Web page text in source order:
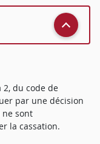
2, du code de
par une décision
sont
la cassation.